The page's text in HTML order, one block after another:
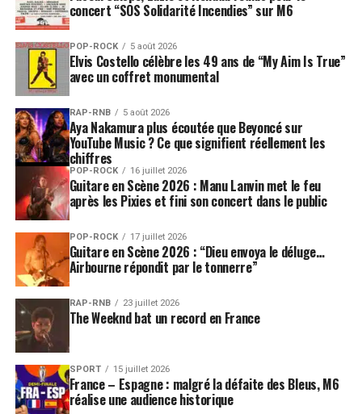
juin2026affichent déjà complet, preuve de
l’engouement intact autour de la formation belge après
tant d’années d’absence discographique.
Face à cette demande massive,
supplémentaire a été annoncée à Olympia le 15
octobre 2026,tandis qu’une autre représentation le
14 octobre est déjà sold out. Un véritable exploit pour
un groupe qui n’avait plus sorti d’album studio depuis
dix-sept ans.
Cette tournée française s’annonce comme l’un des
grands événements rock de l’année 2026. Les premiers
retours autour des performances live évoquent un
groupe plus intense, plus libre et plus habité que jamais.
Ghinzu semble avoir transformé ces longues années
de silence en carburant créatif.
Un retour majeur pour le rock
alternatif européen
concert “SOS Solidarité Incendies” sur M6
POP-ROCK 5 août 2026
Elvis Costello célèbre les 49 ans de “My Aim Is True”
avec un coffret monumental
RAP-RNB 5 août 2026
Aya Nakamura plus écoutée que Beyoncé sur
YouTube Music ? Ce que signifient réellement les
chiffres
POP-ROCK 16 juillet 2026
Guitare en Scène 2026 : Manu Lanvin met le feu
après les Pixies et fini son concert dans le public
POP-ROCK 17 juillet 2026
Guitare en Scène 2026 : “Dieu envoya le déluge…
Airbourne répondit par le tonnerre”
RAP-RNB 23 juillet 2026
The Weeknd bat un record en France
SPORT 15 juillet 2026
France – Espagne : malgré la défaite des Bleus, M6
réalise une audience historique